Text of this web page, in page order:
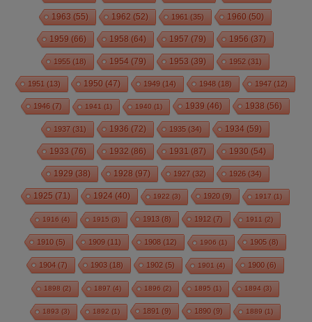
1963 (55) 1962 (52) 1961 (35) 1960 (50)
1959 (66) 1958 (64) 1957 (79) 1956 (37)
1955 (18) 1954 (79) 1953 (39) 1952 (31)
1951 (13) 1950 (47) 1949 (14) 1948 (18) 1947 (12)
1946 (7) 1941 (1) 1940 (1) 1939 (46) 1938 (56)
1937 (31) 1936 (72) 1935 (34) 1934 (59)
1933 (76) 1932 (86) 1931 (87) 1930 (54)
1929 (38) 1928 (97) 1927 (32) 1926 (34)
1925 (71) 1924 (40) 1922 (3) 1920 (9) 1917 (1)
1916 (4) 1915 (3) 1913 (8) 1912 (7) 1911 (2)
1910 (5) 1909 (11) 1908 (12) 1906 (1) 1905 (8)
1904 (7) 1903 (18) 1902 (5) 1901 (4) 1900 (6)
1898 (2) 1897 (4) 1896 (2) 1895 (1) 1894 (3)
1893 (3) 1892 (1) 1891 (9) 1890 (9) 1889 (1)